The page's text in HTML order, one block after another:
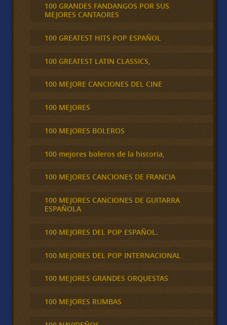
100 GRANDES FANDANGOS POR SUS
MEJORES CANTAORES
100 GREATEST HITS POP ESPAÑOL
100 GREATEST LATIN CLASSICS,
100 MEJORE CANCIONES DEL CINE
100 MEJORES
100 MEJORES BOLEROS
100 mejores boleros de la historia,
100 MEJORES CANCIONES DE FRANCIA
100 MEJORES CANCIONES DE GUITARRA
ESPAÑOLA
100 MEJORES DEL POP ESPAÑOL.
100 MEJORES DEL POP INTERNACIONAL
100 MEJORES GRANDES ORQUESTAS
100 MEJORES RUMBAS